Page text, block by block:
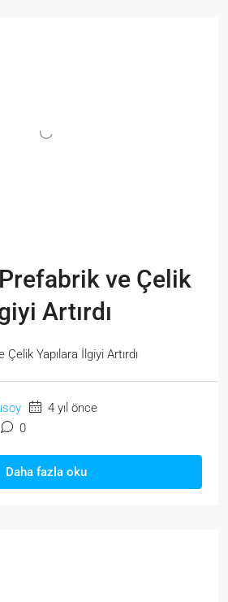
ve Çelik
Artırdı
Yapılara İlgiyi Artırdı
4 yıl önce
0
Daha fazla oku